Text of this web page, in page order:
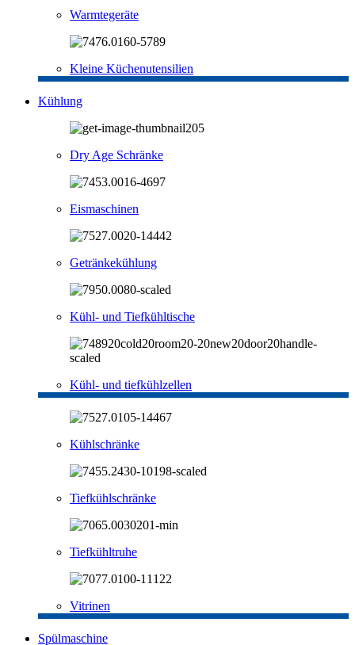
Warmtegeräte
Kleine Küchenutensilien
Kühlung
Dry Age Schränke
Eismaschinen
Getränkekühlung
Kühl- und Tiefkühltische
Kühl- und tiefkühlzellen
Kühlschränke
Tiefkühlschränke
Tiefkühltruhe
Vitrinen
Spülmaschine